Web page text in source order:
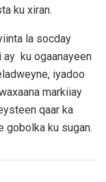
ku xiran.
la socday
ku ogaanayeen
iyadoo
markiiay
qaar ka
gobolka ku sugan.